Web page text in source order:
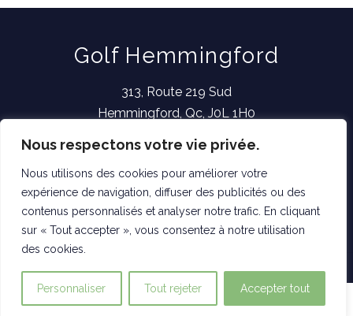
Nous respectons votre vie privée.
Nous utilisons des cookies pour améliorer votre
expérience de navigation, diffuser des publicités ou des
contenus personnalisés et analyser notre trafic. En cliquant
sur « Tout accepter », vous consentez à notre utilisation
des cookies.
Personnaliser Tout rejeter Accepter tout
Golf Hemmingford
313, Route 219 Sud
Hemmingford, Qc, J0L 1H0
info@golfhemmingford.com
(450) 247-0000
Questions & réponses / Termes & conditions
Politique de confidentialité